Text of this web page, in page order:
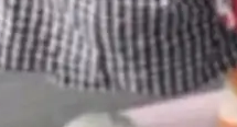
、从现在开
及 Oriol Vin
、规划步
，curl 一行
· GitHu
/ Linu
/ Linu
）
值 在软件工
产的主要载
乃至数百万
承载的上下
代码历史的
工程